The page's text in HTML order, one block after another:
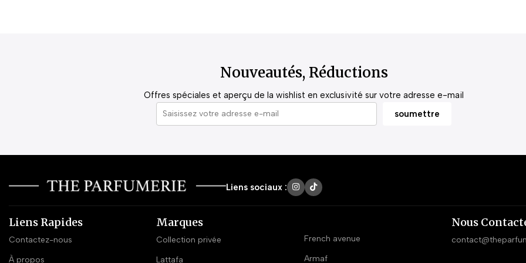
Nouveautés, Réductions
Offres spéciales et aperçu de la wishlist en exclusivité sur votre adresse e-mail
Liens sociaux :
Liens Rapides
Contactez-nous
À propos
Marques
Collection privée
Lattafa
French avenue
Armaf
Nous